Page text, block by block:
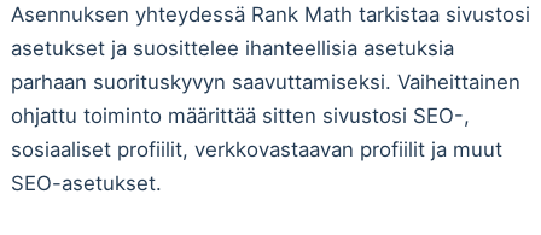
Asennuksen yhteydessä Rank Math tarkistaa sivustosi
asetukset ja suosittelee ihanteellisia asetuksia
parhaan suorituskyvyn saavuttamiseksi. Vaiheittainen
ohjattu toiminto määrittää sitten sivustosi SEO-,
sosiaaliset profiilit, verkkovastaavan profiilit ja muut
SEO-asetukset.